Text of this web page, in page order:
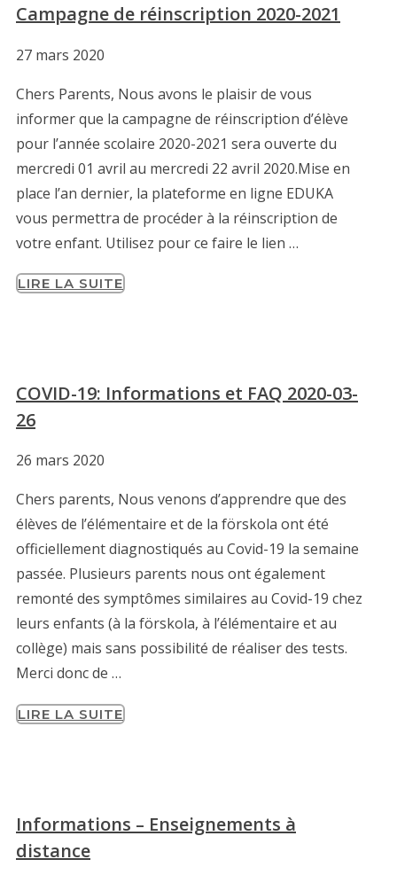
Campagne de réinscription 2020-2021
27 mars 2020
Chers Parents, Nous avons le plaisir de vous
informer que la campagne de réinscription d’élève
pour l’année scolaire 2020-2021 sera ouverte du
mercredi 01 avril au mercredi 22 avril 2020.Mise en
place l’an dernier, la plateforme en ligne EDUKA
vous permettra de procéder à la réinscription de
votre enfant. Utilisez pour ce faire le lien …
LIRE LA SUITE
COVID-19: Informations et FAQ 2020-03-
26
26 mars 2020
Chers parents, Nous venons d’apprendre que des
élèves de l’élémentaire et de la förskola ont été
officiellement diagnostiqués au Covid-19 la semaine
passée. Plusieurs parents nous ont également
remonté des symptômes similaires au Covid-19 chez
leurs enfants (à la förskola, à l’élémentaire et au
collège) mais sans possibilité de réaliser des tests.
Merci donc de …
LIRE LA SUITE
Informations – Enseignements à
distance